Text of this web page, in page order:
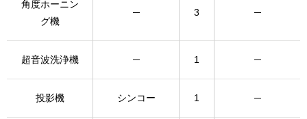
角度ホーニン
グ機
─ 3 ─
超音波洗浄機 ─ 1 ─
投影機 シンコー 1 ─